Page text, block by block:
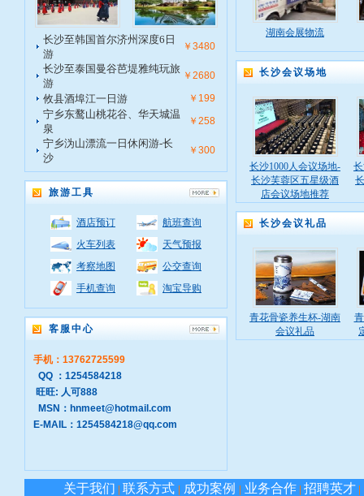
长沙至韩国首尔济州深度6日
游
￥3480
长沙至泰国曼谷芭堤雅纯玩旅
游
￥2680
攸县酒埠江一日游 ￥199
宁乡东鹜山桃花谷、华天城温
泉
￥258
宁乡沩山漂流一日休闲游-长
沙
￥300
旅游工具
酒店预订
航班查询
火车列表
天气预报
考察地图
公交查询
手机查询
淘宝导购
客服中心
手机：13762725599
QQ ：1254584218
旺旺: 人可888
MSN：hnmeet@hotmail.com
E-MAIL：1254584218@qq.com
湖南会展物流
长沙会议场地
长沙1000人会议场地-
长沙芙蓉区五星级酒
店会议场地推荐
长沙会议礼品
青花骨瓷养生杯-湖南
会议礼品
关于我们 | 联系方式 | 成功案例 | 业务合作 | 招聘英才 |